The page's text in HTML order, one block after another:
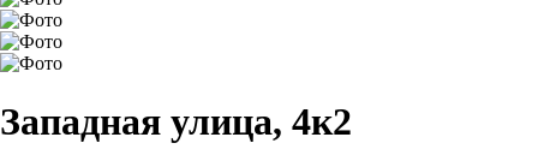
Западная улица, 4к2